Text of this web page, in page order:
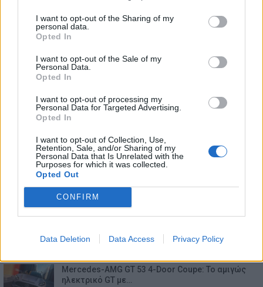
I want to opt-out of the Sharing of my
personal data.
Opted In
I want to opt-out of the Sale of my
Personal Data.
Opted In
I want to opt-out of processing my
Personal Data for Targeted Advertising.
Opted In
I want to opt-out of Collection, Use,
Retention, Sale, and/or Sharing of my
Personal Data that Is Unrelated with the
Purposes for which it was collected.
Opted Out
CONFIRM
Data Deletion Data Access Privacy Policy
ΕΠΙΚΑΙΡΟΤΗΤΑ
GAC: Πώς το software αλλάζει το αυτοκίνητο του
6.8.2026
Mercedes-AMG GT 53 4-Door Coupe: Το αμιγώς
ηλεκτρικό GT με…